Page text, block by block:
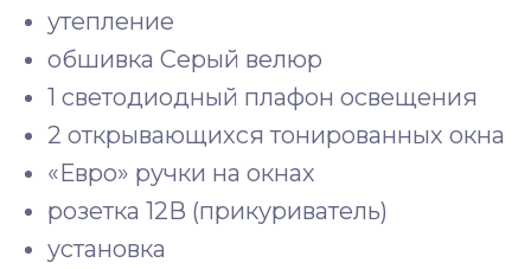
утепление
обшивка Серый велюр
1 светодиодный плафон освещения
2 открывающихся тонированных окна
«Евро» ручки на окнах
розетка 12В (прикуриватель)
установка